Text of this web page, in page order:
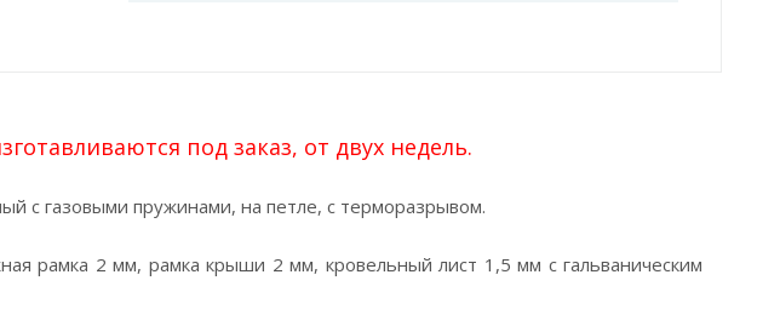
под заказ, от двух недель.
с газовыми пружинами, на петле, с терморазрывом.
рамка 2 мм, рамка крыши 2 мм, кровельный лист 1,5 мм с гальваническим